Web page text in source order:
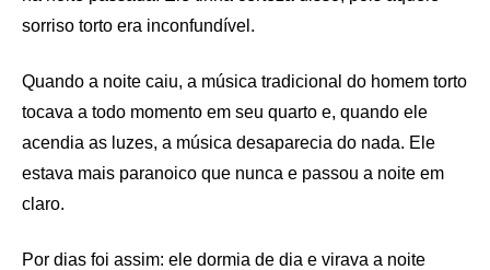
sorriso torto era inconfundível.
Quando a noite caiu, a música tradicional do homem torto
tocava a todo momento em seu quarto e, quando ele
acendia as luzes, a música desaparecia do nada. Ele
estava mais paranoico que nunca e passou a noite em
claro.
Por dias foi assim: ele dormia de dia e virava a noite